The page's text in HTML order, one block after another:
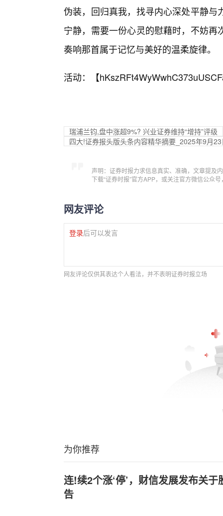
伪装，回归真我，找寻内心深处平静
宁静，需要一份心灵的慰藉时，不妨
奏响那首属于记忆与美好的温柔旋律。
活动：【
瑞浦兰钧,盘中涨超9%? 兴业证券维持“增持”评级
四大!证券报头版头条内容精华摘要_2025年9月
声明：证券时报力求信息真实、准确，文章提及
下载“证券时报”官方APP，或关注官方微信公众
网友评论
登录后可以发言
网友评论仅供其表达个人看法，并不表明证券时报立场
为你推荐
连!续2个涨‘停’，财信发展发布关
告